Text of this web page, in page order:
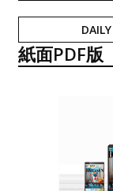
DAILY
紙面PDF版